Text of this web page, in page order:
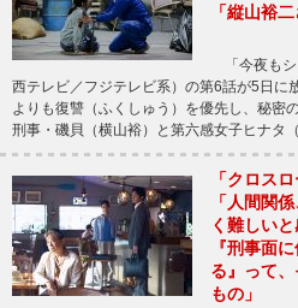
「縦山裕
「今夜もシ
西テレビ／フジテレビ系）の第6話が5日
よりも復讐（ふくしゅう）を優先し、秘密
刑事・磯貝（横山裕）と第六感女子ヒナタ
「クロス
「人間関
く難しい
『刑事面
る』って
もの」